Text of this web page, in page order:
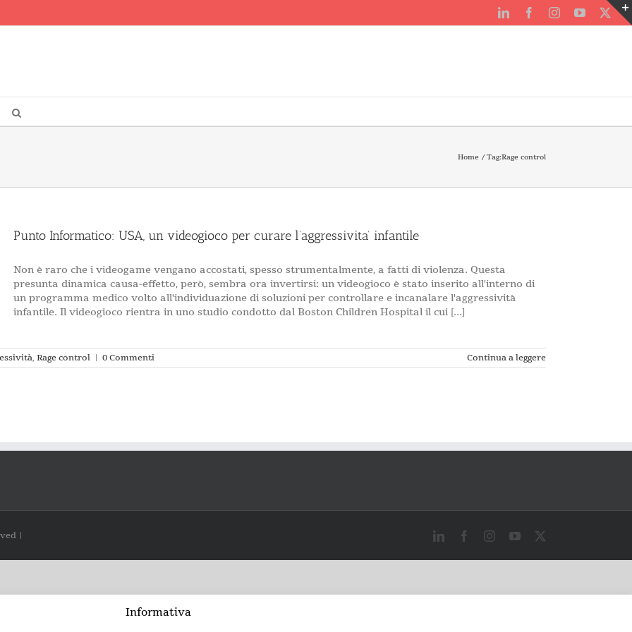
LinkedInFacebookInstagramYouTube
X
Home Tag:Rage control
Punto Informatico: USA, un videogioco per curare l’aggressivita’ infantile
Non è raro che i videogame vengano accostati, spesso strumentalmente, a fatti di violenza. Questa
presunta dinamica causa-effetto, però, sembra ora invertirsi: un videogioco è stato inserito all'interno di
un programma medico volto all'individuazione di soluzioni per controllare e incanalare l'aggressività
infantile. Il videogioco rientra in uno studio condotto dal Boston Children Hospital il cui [...]
, Rage control | 0 Commenti Continua a leggere
| LinkedInFacebookInstagramYouTube
Informativa